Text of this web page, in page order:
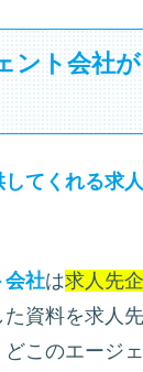
ント会社
てくれる求
会社は求人先
資料を求人
このエージ